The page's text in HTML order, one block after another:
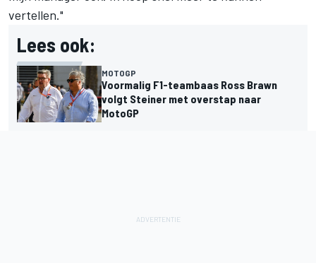
vertellen."
Lees ook:
MOTOGP
Voormalig F1-teambaas Ross Brawn
volgt Steiner met overstap naar
MotoGP